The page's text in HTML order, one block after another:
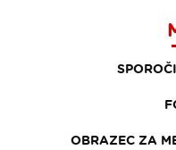
OBRAZEC ZA